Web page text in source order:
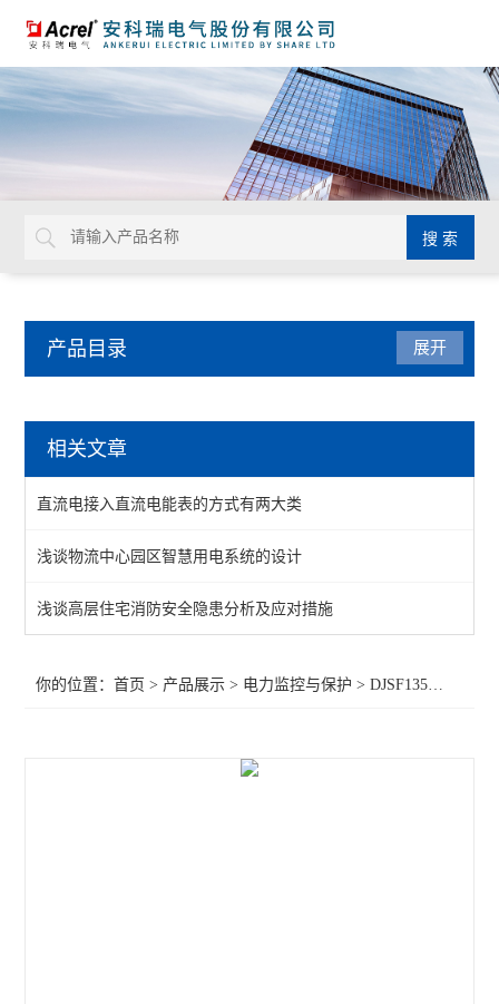
产品目录
防雷装置
频率电压紧急控制装置
备自投
剩余电流
展开
相关文章
直流电接入直流电能表的方式有两大类
浅谈物流中心园区智慧用电系统的设计
浅谈高层住宅消防安全隐患分析及应对措施
你的位置：首页 > 产品展示 > 电力监控与保护 >DJSF1352直流电能表